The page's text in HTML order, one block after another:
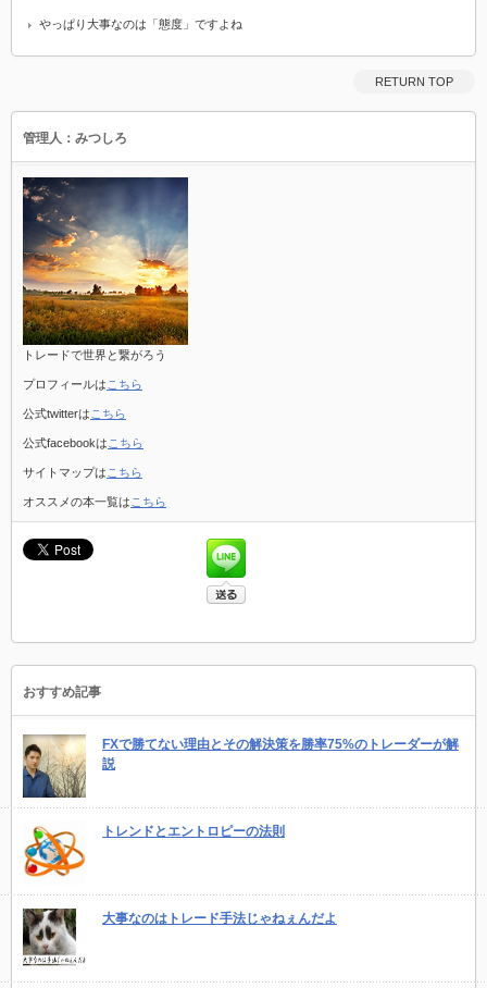
やっぱり大事なのは「態度」ですよね
RETURN TOP
管理人：みつしろ
トレードで世界と繋がろう
プロフィールは こちら
公式twitterは こちら
公式facebookは こちら
サイトマップは こちら
オススメの本一覧は こちら
おすすめ記事
FXで勝てない理由とその解決策を勝率75%のトレーダーが解
説
トレンドとエントロピーの法則
大事なのはトレード手法じゃねぇんだよ